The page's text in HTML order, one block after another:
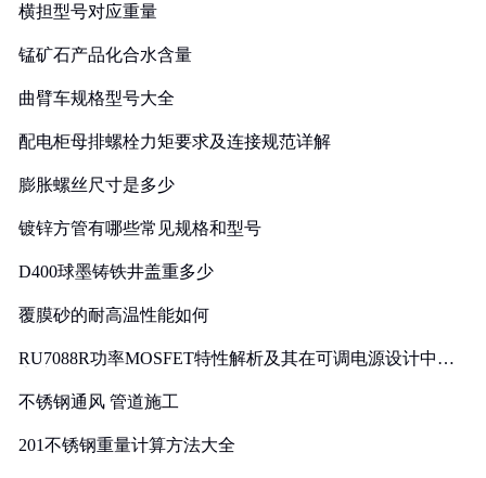
横担型号对应重量
锰矿石产品化合水含量
曲臂车规格型号大全
配电柜母排螺栓力矩要求及连接规范详解
膨胀螺丝尺寸是多少
镀锌方管有哪些常见规格和型号
D400球墨铸铁井盖重多少
覆膜砂的耐高温性能如何
RU7088R功率MOSFET特性解析及其在可调电源设计中的
不锈钢通风 管道施工
201不锈钢重量计算方法大全